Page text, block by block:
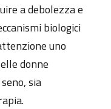
a debolezza e
biologici
uno
donne
sia